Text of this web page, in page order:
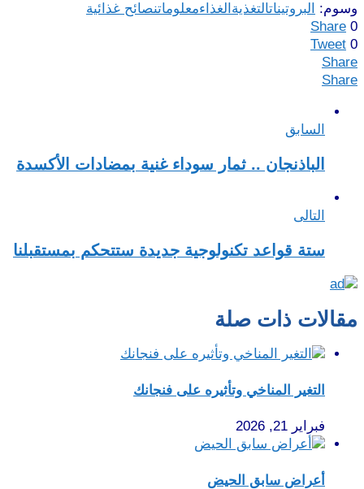
وسوم: البروتيناتالتغذية الغذاءمعلوماتنصائح غذائية
Share 0
Tweet 0
Share
Share
السابق
الباذنجان .. ثمار سوداء غنية بمضادات الأكسدة
التالى
ستة قواعد تكنولوجية جديدة ستتحكم بمستقبلنا
مقالات ذات صلة
التغير المناخي وتأثيره على فنجانك
فبراير 21, 2026
أعراض سابق الحيض